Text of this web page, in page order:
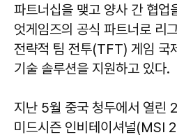
파트너십을 맺고 양사 간 협업
엇게임즈의 공식 파트너로 리
전략적 팀 전투(TFT) 게임 국
기술 솔루션을 지원하고 있다.
지난 5월 중국 청두에서 열린
미드시즌 인비테이셔널(MSI